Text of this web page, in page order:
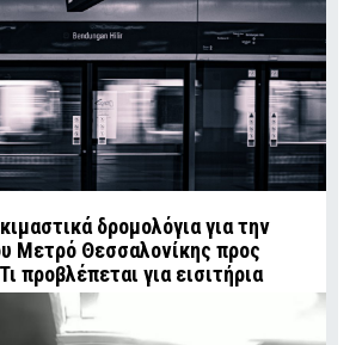
δρομολόγια για την
Μετρό Θεσσαλονίκης προς
προβλέπεται για εισιτήρια